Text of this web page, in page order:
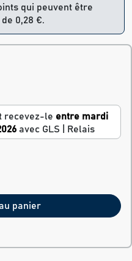
qui peuvent être
0,28 €.
recevez-le entre mardi
avec GLS | Relais
panier